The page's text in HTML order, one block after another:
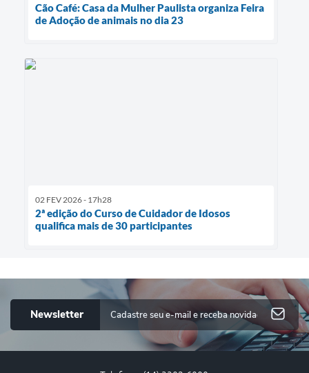
Cão Café: Casa da Mulher Paulista organiza Feira
de Adoção de animais no dia 23
02 FEV 2026 - 17h28
2ª edição do Curso de Cuidador de Idosos
qualifica mais de 30 participantes
Newsletter